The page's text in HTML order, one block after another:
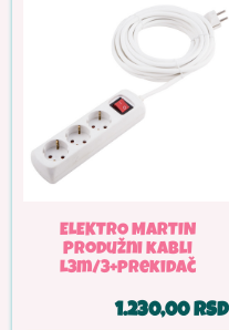
ELEKTRO MARTIN
Produžni kabli
L3m/3+prekidač
1.230,00 RSD